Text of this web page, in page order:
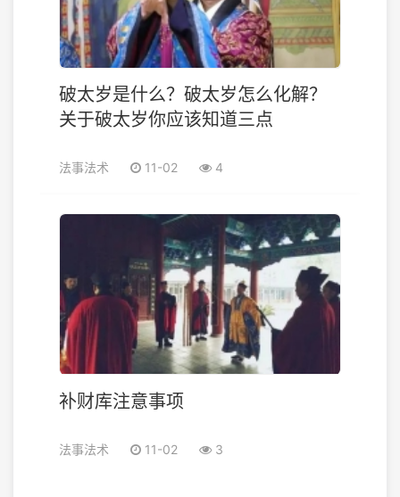
破太岁是什么？破太岁怎么化解？
关于破太岁你应该知道三点
法事法术 11-02 4
补财库注意事项
法事法术 11-02 3